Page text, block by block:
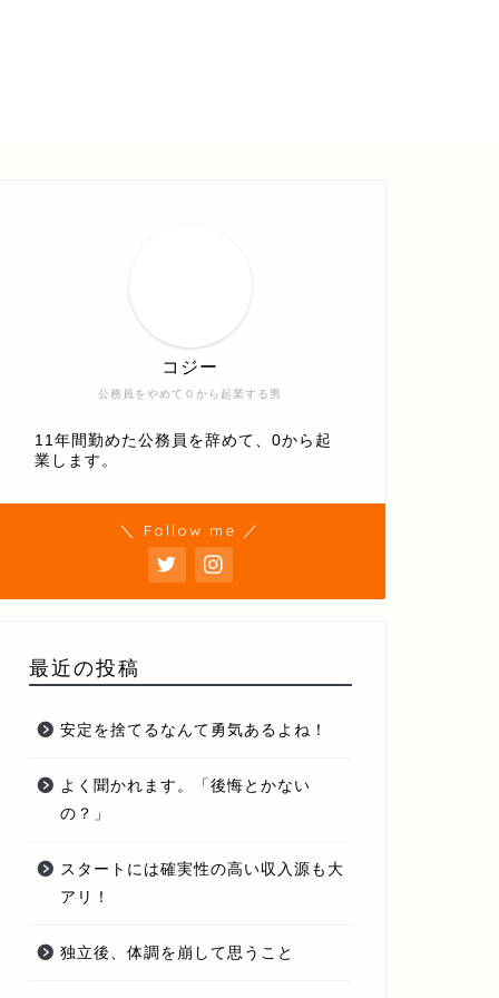
公務員をやめて０から起業する男
コジー
11年間勤めた公務員を辞めて、0から起
業します。
＼ Follow me ／
最近の投稿
安定を捨てるなんて勇気あるよね！
よく聞かれます。「後悔とかない
の？」
スタートには確実性の高い収入源も大
アリ！
独立後、体調を崩して思うこと